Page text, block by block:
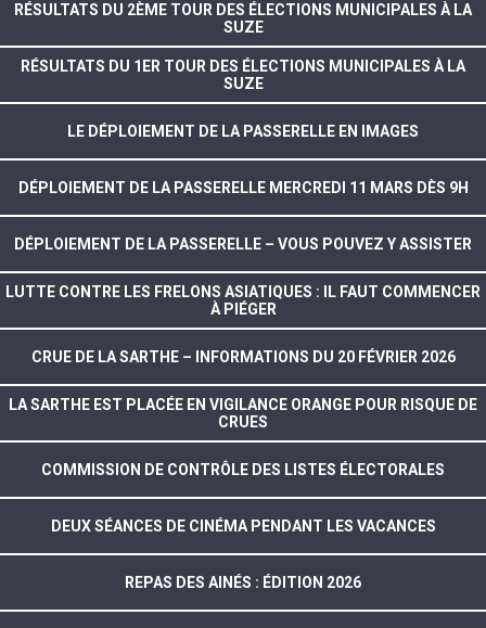
RÉSULTATS DU 2ÈME TOUR DES ÉLECTIONS MUNICIPALES À LA
SUZE
RÉSULTATS DU 1ER TOUR DES ÉLECTIONS MUNICIPALES À LA
SUZE
LE DÉPLOIEMENT DE LA PASSERELLE EN IMAGES
DÉPLOIEMENT DE LA PASSERELLE MERCREDI 11 MARS DÈS 9H
DÉPLOIEMENT DE LA PASSERELLE – VOUS POUVEZ Y ASSISTER
LUTTE CONTRE LES FRELONS ASIATIQUES : IL FAUT COMMENCER
À PIÉGER
CRUE DE LA SARTHE – INFORMATIONS DU 20 FÉVRIER 2026
LA SARTHE EST PLACÉE EN VIGILANCE ORANGE POUR RISQUE DE
CRUES
COMMISSION DE CONTRÔLE DES LISTES ÉLECTORALES
DEUX SÉANCES DE CINÉMA PENDANT LES VACANCES
REPAS DES AINÉS : ÉDITION 2026